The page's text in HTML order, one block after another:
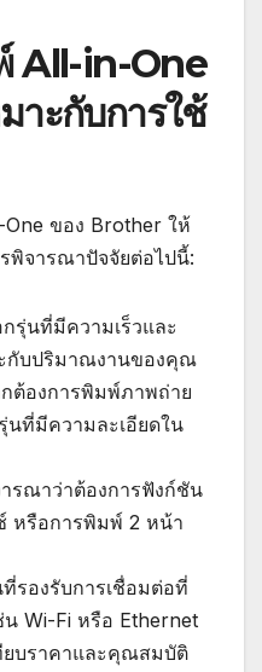
All-in-One
าะกับการใช้
ของ Brother ให้
พิจารณาปัจจัยต่อไปนี้:
กรุ่นที่มีความเร็วและ
กับปริมาณงานของคุณ
ต้องการพิมพ์ภาพถ่าย
ที่มีความละเอียดใน
รณาว่าต้องการฟังก์ชัน
หรือการพิมพ์ 2 หน้า
ที่รองรับการเชื่อมต่อที่
Wi-Fi หรือ Ethernet
ยบราคาและคุณสมบัติ